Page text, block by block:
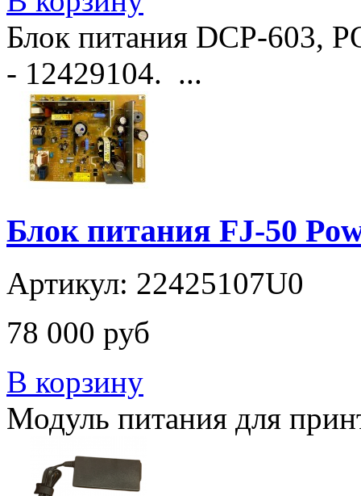
Блок питания DCP-603,
- 12429104. ...
Блок питания FJ-50
Артикул: 22425107U0
78 000 руб
В корзину
Модуль питания для